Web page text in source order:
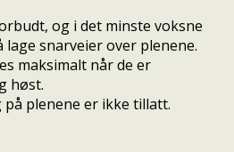
og i det minste voksne
snarveier over plenene.
maksimalt når de er
høst.
plenene er ikke tillatt.